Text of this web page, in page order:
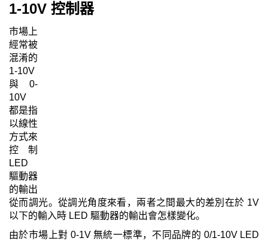
1-10V 控制器
市場上
經常被
混淆的
1-10V
與 0-
10V
都是指
以線性
方式來
控制
LED
驅動器
的輸出
從而調光。從調光角度來看，兩者之間最大的差別在於 1V
以下的輸入時 LED 驅動器的輸出會怎樣變化。
由於市場上對 0-1V 無統一標準，不同品牌的 0/1-10V LED